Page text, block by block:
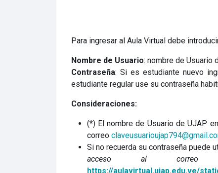
Para ingresar al Aula Virtual debe
Nombre de Usuario: nombre de Usuario
Contraseña: Si es estudiante nuevo
estudiante regular use su contraseña
Consideraciones:
(*) El nombre de Usuario de UJAP
correo
Si no recuerda su contraseña puede
acceso al correo
https://aulavirtual.ujap.edu.ve/